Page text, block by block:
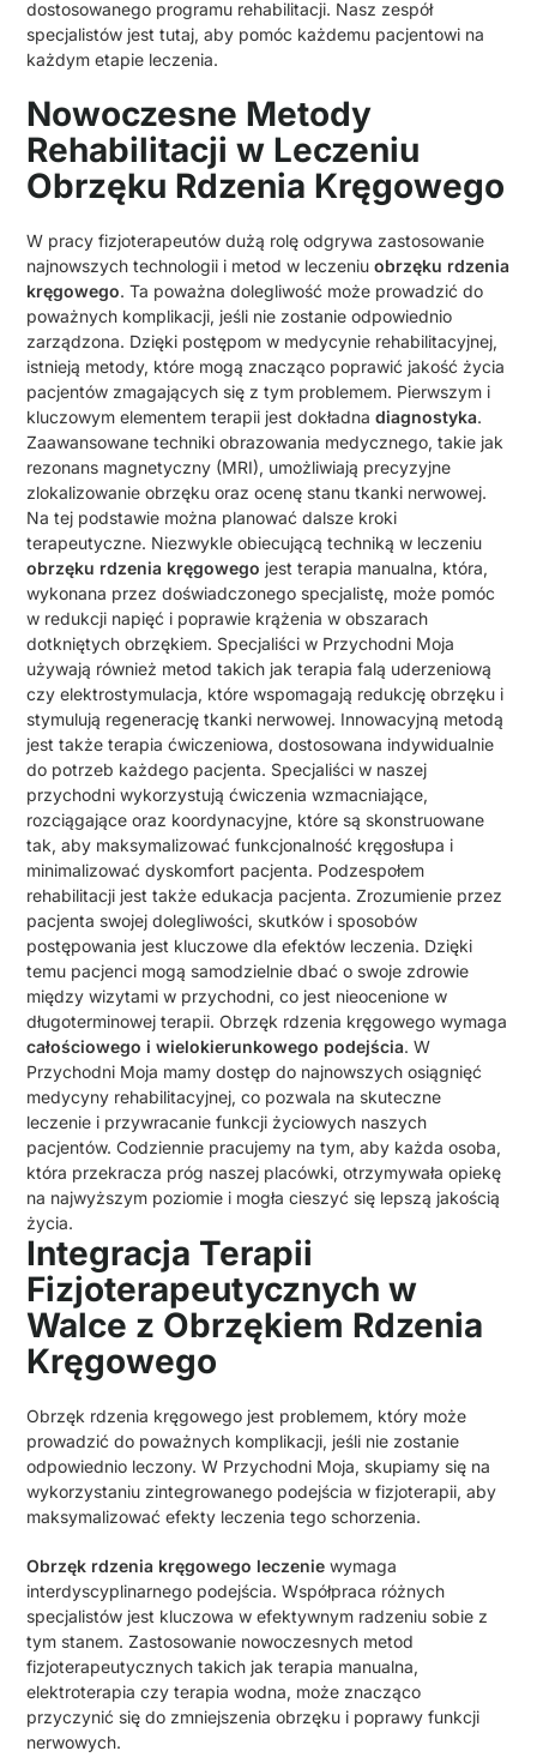
dostosowanego programu rehabilitacji. Nasz zespół
specjalistów jest tutaj, aby pomóc każdemu pacjentowi na
każdym etapie leczenia.
Nowoczesne Metody
Rehabilitacji w Leczeniu
Obrzęku Rdzenia Kręgowego
W pracy fizjoterapeutów dużą rolę odgrywa zastosowanie
najnowszych technologii i metod w leczeniuobrzęku rdzenia
kręgowego. Ta poważna dolegliwość może prowadzić do
poważnych komplikacji, jeśli nie zostanie odpowiednio
zarządzona. Dzięki postępom w medycynie rehabilitacyjnej,
istnieją metody, które mogą znacząco poprawić jakość życia
pacjentów zmagających się z tym problemem. Pierwszym i
kluczowym elementem terapii jest dokładnadiagnostyka.
Zaawansowane techniki obrazowania medycznego, takie jak
rezonans magnetyczny (MRI), umożliwiają precyzyjne
zlokalizowanie obrzęku oraz ocenę stanu tkanki nerwowej.
Na tej podstawie można planować dalsze kroki
terapeutyczne. Niezwykle obiecującą techniką w leczeniu
obrzęku rdzenia kręgowego jest terapia manualna, która,
wykonana przez doświadczonego specjalistę, może pomóc
w redukcji napięć i poprawie krążenia w obszarach
dotkniętych obrzękiem. Specjaliści w Przychodni Moja
używają również metod takich jak terapia falą uderzeniową
czy elektrostymulacja, które wspomagają redukcję obrzęku i
stymulują regenerację tkanki nerwowej. Innowacyjną metodą
jest także terapia ćwiczeniowa, dostosowana indywidualnie
do potrzeb każdego pacjenta. Specjaliści w naszej
przychodni wykorzystują ćwiczenia wzmacniające,
rozciągające oraz koordynacyjne, które są skonstruowane
tak, aby maksymalizować funkcjonalność kręgosłupa i
minimalizować dyskomfort pacjenta. Podzespołem
rehabilitacji jest także edukacja pacjenta. Zrozumienie przez
pacjenta swojej dolegliwości, skutków i sposobów
postępowania jest kluczowe dla efektów leczenia. Dzięki
temu pacjenci mogą samodzielnie dbać o swoje zdrowie
między wizytami w przychodni, co jest nieocenione w
długoterminowej terapii. Obrzęk rdzenia kręgowego wymaga
całościowego i wielokierunkowego podejścia. W
Przychodni Moja mamy dostęp do najnowszych osiągnięć
medycyny rehabilitacyjnej, co pozwala na skuteczne
leczenie i przywracanie funkcji życiowych naszych
pacjentów. Codziennie pracujemy na tym, aby każda osoba,
która przekracza próg naszej placówki, otrzymywała opiekę
na najwyższym poziomie i mogła cieszyć się lepszą jakością
życia.
Integracja Terapii
Fizjoterapeutycznych w
Walce z Obrzękiem Rdzenia
Kręgowego
Obrzęk rdzenia kręgowego jest problemem, który może
prowadzić do poważnych komplikacji, jeśli nie zostanie
odpowiednio leczony. W Przychodni Moja, skupiamy się na
wykorzystaniu zintegrowanego podejścia w fizjoterapii, aby
maksymalizować efekty leczenia tego schorzenia.
Obrzęk rdzenia kręgowego leczenie wymaga
interdyscyplinarnego podejścia. Współpraca różnych
specjalistów jest kluczowa w efektywnym radzeniu sobie z
tym stanem. Zastosowanie nowoczesnych metod
fizjoterapeutycznych takich jak terapia manualna,
elektroterapia czy terapia wodna, może znacząco
przyczynić się do zmniejszenia obrzęku i poprawy funkcji
nerwowych.